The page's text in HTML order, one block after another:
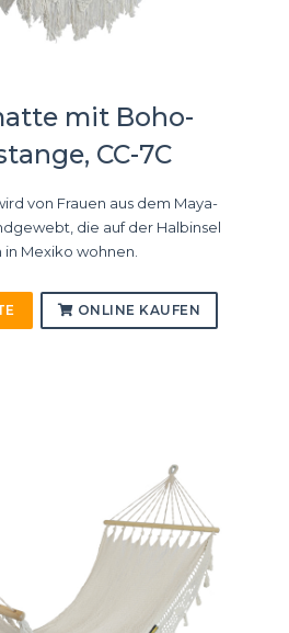
mit Boho-
CC-7C
von Frauen aus dem Maya-
die auf der Halbinsel
in Mexiko wohnen.
ONLINE KAUFEN